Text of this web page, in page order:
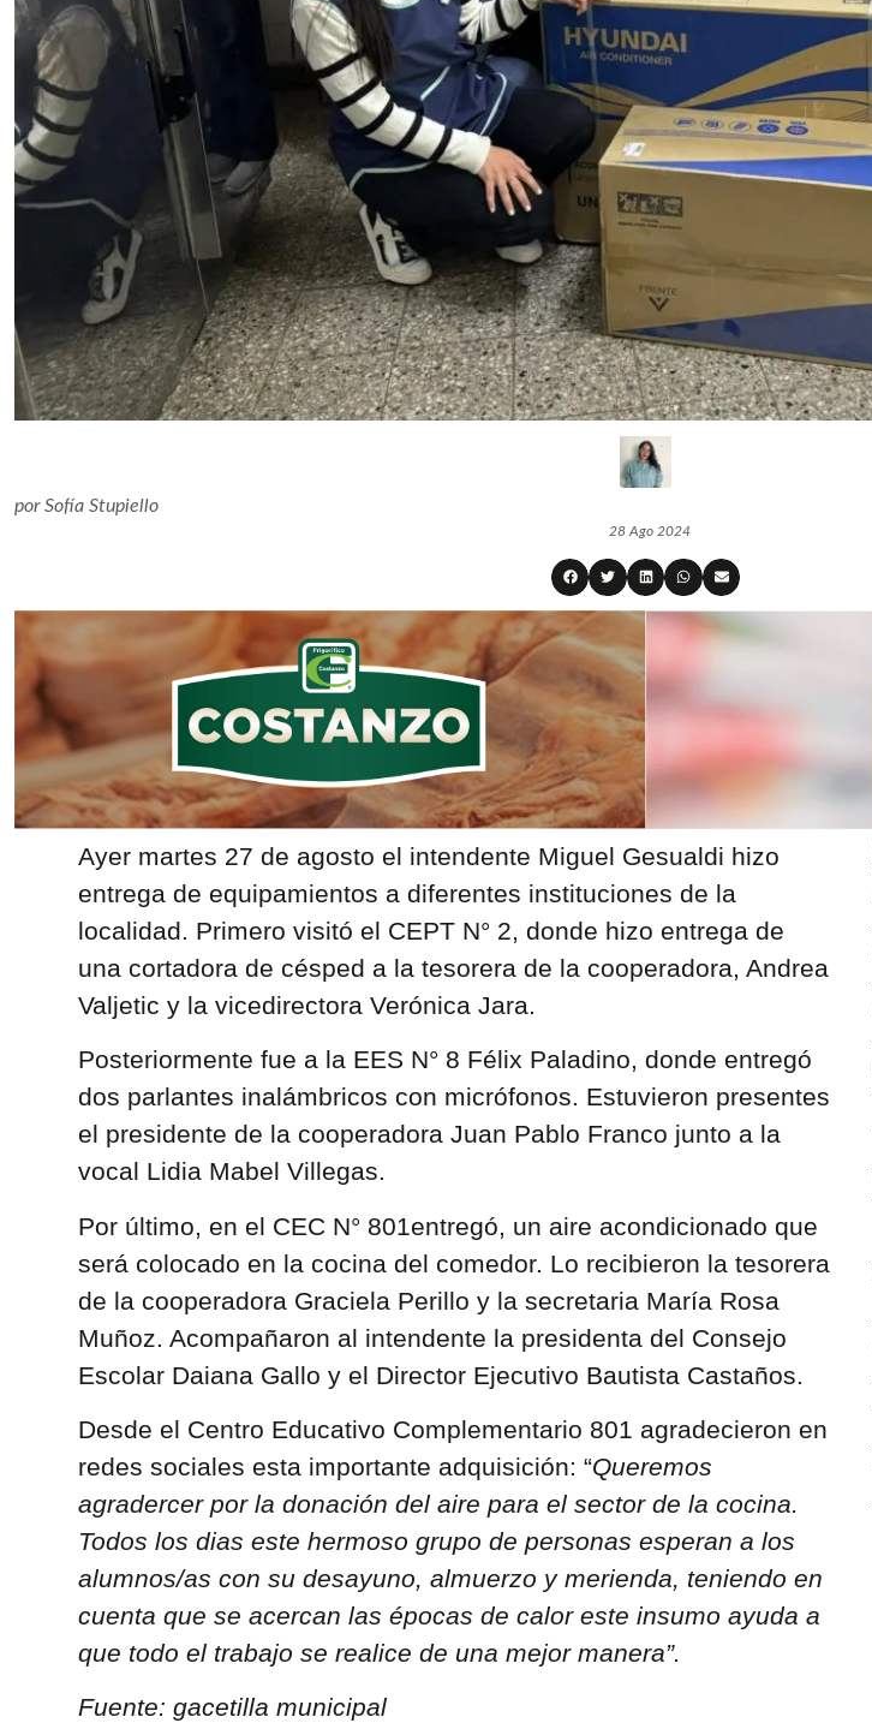
porSofía Stupiello
28 Ago 2024
Ayer martes 27 de agosto el intendente Miguel Gesualdi hizo
entrega de equipamientos a diferentes instituciones de la
localidad. Primero visitó el CEPT N° 2, donde hizo entrega de
una cortadora de césped a la tesorera de la cooperadora, Andrea
Valjetic y la vicedirectora Verónica Jara.
Posteriormente fue a la EES N° 8 Félix Paladino, donde entregó
dos parlantes inalámbricos con micrófonos. Estuvieron presentes
el presidente de la cooperadora Juan Pablo Franco junto a la
vocal Lidia Mabel Villegas.
Por último, en el CEC N° 801entregó, un aire acondicionado que
será colocado en la cocina del comedor. Lo recibieron la tesorera
de la cooperadora Graciela Perillo y la secretaria María Rosa
Muñoz. Acompañaron al intendente la presidenta del Consejo
Escolar Daiana Gallo y el Director Ejecutivo Bautista Castaños.
Desde el Centro Educativo Complementario 801 agradecieron en
redes sociales esta importante adquisición: “Queremos
agradercer por la donación del aire para el sector de la cocina.
Todos los dias este hermoso grupo de personas esperan a los
alumnos/as con su desayuno, almuerzo y merienda, teniendo en
cuenta que se acercan las épocas de calor este insumo ayuda a
que todo el trabajo se realice de una mejor manera”.
Fuente: gacetilla municipal